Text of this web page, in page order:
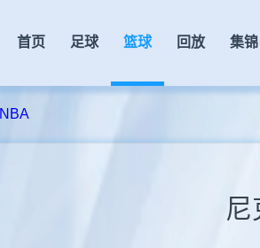
首页 足球 篮球 回放 集锦
NBA
尼